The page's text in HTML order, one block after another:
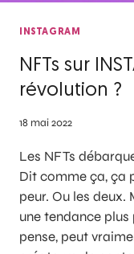
INSTAGRAM
NFTs sur
révolution ?
18 mai 2022
Les NFTs
Dit comme ça, ça
peur. Ou les deux.
une tendance
pense, peut